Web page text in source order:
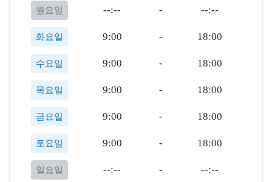
월요일 --:-- - --:--
화요일 9:00 - 18:00
수요일 9:00 - 18:00
목요일 9:00 - 18:00
금요일 9:00 - 18:00
토요일 9:00 - 18:00
일요일 --:-- - --:--